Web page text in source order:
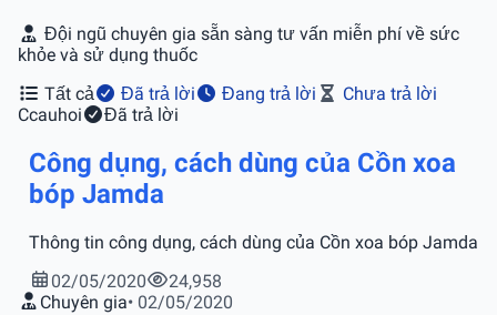
Đội ngũ chuyên gia sẵn sàng tư vấn miễn phí về sức
khỏe và sử dụng thuốc
Tất cả
Đã trả lời Đang trả lời
Chưa trả lời
Ccauhoi Đã trả lời
Công dụng, cách dùng của Cồn xoa
bóp Jamda
Thông tin công dụng, cách dùng của Cồn xoa bóp Jamda
02/05/2020
24,958
Chuyên gia• 02/05/2020